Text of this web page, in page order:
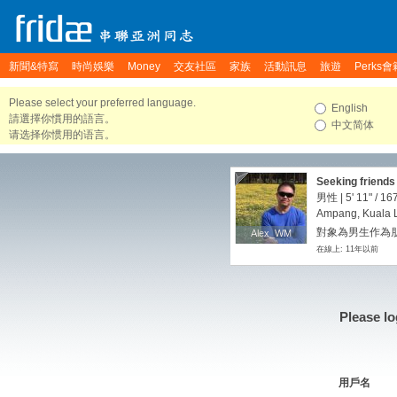
新聞&特寫 時尚娛樂 Money 交友社區 家族 活動訊息 旅遊 Perks會
Please select your preferred language.
請選擇你慣用的語言。
请选择你惯用的语言。
English
中文简体
Alex_WM
Alex_WM
Seeking friends
男性 | 5' 11" /
Ampang, Kuala
對象為男生作為
在線上: 11年以前
Please
用戶名